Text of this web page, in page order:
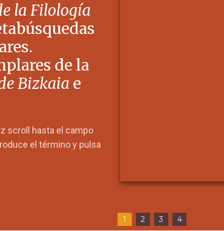
la Filología
de la
Bizkaia e
scroll hasta el campo
el término y pulsa
1 2 3 4